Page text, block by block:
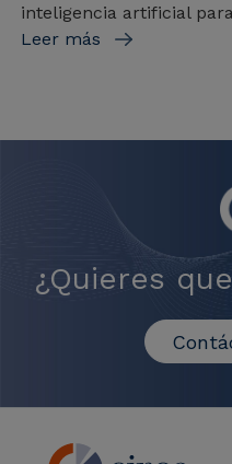
inteligencia artificial
Leer más
¿Quieres